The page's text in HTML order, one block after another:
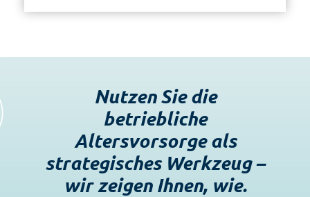
Nutzen Sie die
betriebliche
Altersvorsorge als
strategisches Werkzeug–
wir zeigen Ihnen, wie.